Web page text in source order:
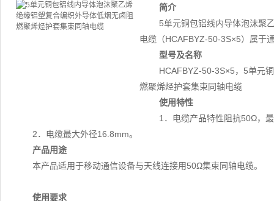
简介
5单元铜包铝线内导体泡沫聚
电缆（HCAFBYZ-50-3S×5）属于
型号及名称
HCAFBYZ-50-3S×5，5单元
燃聚烯烃护套集束同轴电缆
使用特性
1．电缆产品特性阻抗50Ω，
2．电缆最大外径16.8mm。
产品用途
本产品适用于移动通信设备与天线连接用50Ω集束同轴电缆。
使用要求